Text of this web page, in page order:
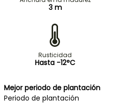
3 m
Rusticidad
Hasta -12°C
Mejor periodo de plantación
Periodo de plantación